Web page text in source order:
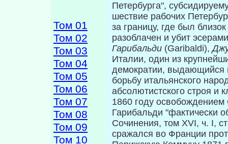
Том 01
Том 02
Том 03
Том 04
Том 05
Том 06
Том 07
Том 08
Том 09
Том 10
Петербурга",
шествие рабочих
за границу, где был
разоблачен и убит
Гарибальди (Garibaldi),
Италии, один из
демократии, выдающийся
борьбу итальянского
абсолютистского строя и
1860 году
Гарибальди "фактически
Сочинения, том XVI, ч. I,
сражался во Франции